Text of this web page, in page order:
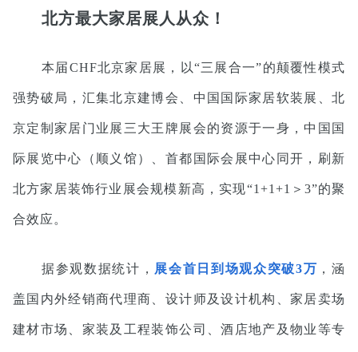
北方最大家居展人从众！
本届CHF北京家居展，以“三展合一”的颠覆性模式
强势破局，汇集北京建博会、中国国际家居软装展、北
京定制家居门业展三大王牌展会的资源于一身，中国国
际展览中心（顺义馆）、首都国际会展中心同开，刷新
北方家居装饰行业展会规模新高，实现“1+1+1＞3”的聚
合效应。
据参观数据统计， 展会首日到场观众突破3万 ，涵
盖国内外经销商代理商、设计师及设计机构、家居卖场
建材市场、家装及工程装饰公司、酒店地产及物业等专